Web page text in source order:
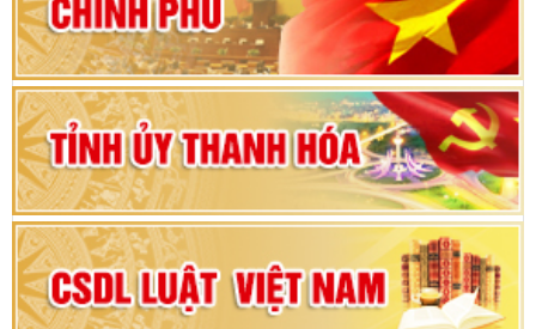
vì sự phát triển của đất nước
Bộ Chính trị duyệt nội dung Đại hội đại biểu
Đảng bộ tỉnh Thanh Hóa lần thứ XX, nhiệm kỳ
2025 - 2030
Đại hội đại biểu Đảng bộ xã Yên Thọ lần thứ I,
nhiệm kỳ 2025 – 2030
Đại hội Đảng bộ xã Yên Ninh lần thứ nhất,
nhiệm kỳ 2025 - 2030